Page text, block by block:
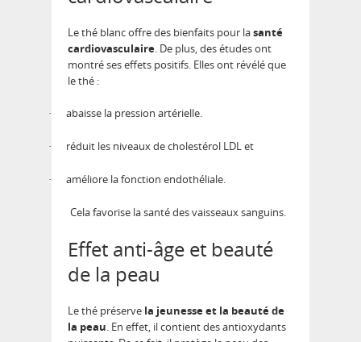
Le thé blanc offre des bienfaits pour lasanté
cardiovasculaire. De plus, des études ont
montré ses effets positifs. Elles ont révélé que
le thé :
· abaisse la pression artérielle.
· réduit les niveaux de cholestérol LDL et
· améliore la fonction endothéliale.
Cela favorise la santé des vaisseaux sanguins.
Effet anti-âge et beauté
de la peau
Le thé préserve la jeunesse et la beauté de
la peau. En effet, il contient des antioxydants